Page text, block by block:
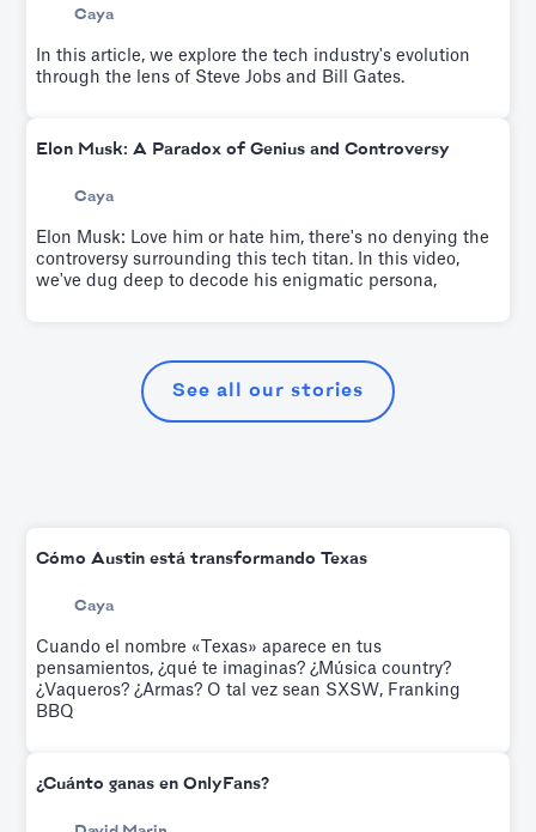
Caya
In this article, we explore the tech industry's evolution
through the lens of Steve Jobs and Bill Gates.
Elon Musk: A Paradox of Genius and Controversy
Caya
Elon Musk: Love him or hate him, there's no denying the
controversy surrounding this tech titan. In this video,
we've dug deep to decode his enigmatic persona,
See all our stories
Cómo Austin está transformando Texas
Caya
Cuando el nombre «Texas» aparece en tus
pensamientos, ¿qué te imaginas? ¿Música country?
¿Vaqueros? ¿Armas? O tal vez sean SXSW, Franking
BBQ
¿Cuánto ganas en OnlyFans?